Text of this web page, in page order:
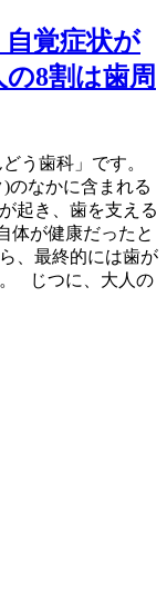
自覚症状が
8割は歯周
う歯科」です。
のなかに含まれる
起き、歯を支える
体が健康だったと
、最終的には歯が
じつに、大人の